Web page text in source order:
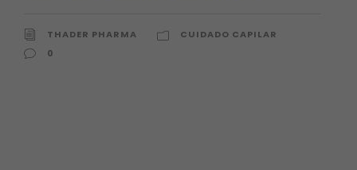
THADER PHARMA
CUIDADO CAPILAR
0